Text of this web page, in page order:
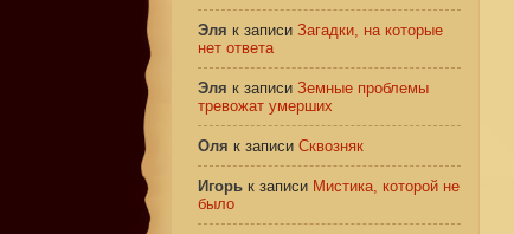
Эля к записи Загадки, на которые
нет ответа
Эля к записи Земные проблемы
тревожат умерших
Оля к записи Сквозняк
Игорь к записи Мистика, которой не
было